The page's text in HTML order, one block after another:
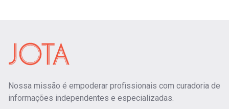
Nossa missão é empoderar profissionais com curadoria de
informações independentes e especializadas.